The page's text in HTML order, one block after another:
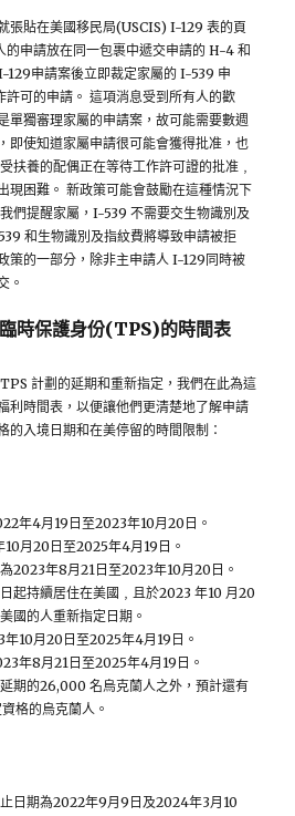
張貼在美國移民局(USCIS) I-129 表的頁
申請放在同一包裹中遞交申請的 H-4 和
129申請案後立即裁定家屬的 I-539 申
可的申請。 這項消息受到所有人的歡
單獨審理家屬的申請案，故可能需要數週
即使知道家屬申請很可能會獲得批准，也
扶養的配偶正在等待工作許可證的批准﹐
現困難。 新政策可能會鼓勵在這種情況下
們提醒家屬，I-539 不需要交生物識別及
和生物識別及指紋費將導致申請被拒
策的一部分，除非主申請人 I-129同時被
。
時保護身份(TPS)的時間表
計劃的延期和重新指定，我們在此為這
利時間表，以便讓他們更清楚地了解申請
的入境日期和在美停留的時間限制：
年4月19日至2023年10月20日。
月20日至2025年4月19日。
2023年8月21日至2023年10月20日。
起持續居住在美國﹐且於2023 年10 月20
國的人重新指定日期。
10月20日至2025年4月19日。
年8月21日至2025年4月19日。
期的26,000 名烏克蘭人之外，預計還有
格的烏克蘭人。
日期為2022年9月9日及2024年3月10